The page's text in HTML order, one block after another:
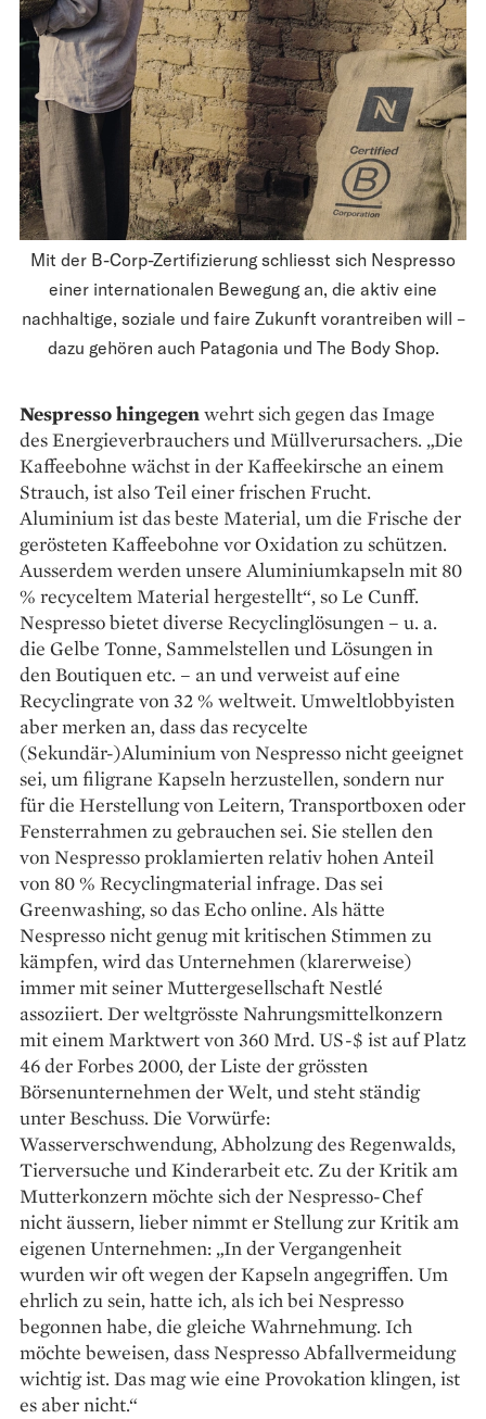
Mit der B-Corp-Zertifizierung schliesst sich Nespresso
einer internationalen Bewegung an, die aktiv eine
nachhaltige, soziale und faire Zukunft vorantreiben will –
dazu gehören auch Patagonia und The Body Shop.
Nespresso hingegenwehrt sich gegen das Image
des Energieverbrauchers und Müllverursachers. „Die
Kaffeebohne wächst in der Kaffeekirsche an einem
Strauch, ist also Teil einer frischen Frucht.
Aluminium ist das beste Material, um die Frische der
gerösteten Kaffeebohne vor Oxidation zu schützen.
Ausserdem werden unsere Aluminiumkapseln mit 80
% re­­cyceltem Material hergestellt“, so Le Cunff.
Nespresso bietet diverse Recyclinglösungen – u. a.
die Gelbe Tonne, Sammelstellen und Lösungen in
den Boutiquen etc. – an und verweist auf eine
Recyclingrate von 32 % weltweit. Umweltlobbyisten
aber merken an, dass das recycelte
(Sekundär-)Aluminium von Nes­presso nicht geeignet
sei, um filigrane Kapseln herzustellen, sondern nur
für die Herstellung von Leitern, Transportboxen oder
Fensterrahmen zu gebrauchen sei. Sie stellen den
von Nespresso proklamierten relativ hohen Anteil
von 80 % Recyclingmaterial infrage. Das sei
Greenwashing, so das Echo online. Als hätte
Nespresso nicht genug mit kritischen Stimmen zu
kämpfen, wird das Unternehmen (klarerweise)
immer mit seiner Muttergesellschaft Nestlé
assoziiert. Der weltgrösste Nahrungsmittel­konzern
mit einem Marktwert von 360 Mrd. US-$ ist auf Platz
46 der Forbes 2000, der Liste der grössten
Börsenunternehmen der Welt, und steht ständig
unter Beschuss. Die Vorwürfe:
Wasserverschwendung, Abholzung des Regenwalds,
Tier­versuche und Kinderarbeit etc. Zu der Kritik am
Mutterkonzern möchte sich der Nespresso-Chef
nicht äussern, lieber nimmt er Stellung zur Kritik am
eigenen Unternehmen: „In der Vergangenheit
wurden wir oft wegen der Kapseln angegriffen. Um
ehrlich zu sein, hatte ich, als ich bei Nespresso
begonnen habe, die gleiche Wahrnehmung. Ich
möchte beweisen, dass Nespresso Abfallvermeidung
wichtig ist. Das mag wie eine Provokation klingen, ist
es aber nicht.“